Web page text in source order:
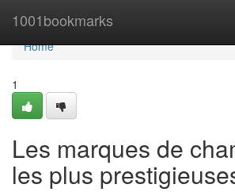
1001bookmarks
Home
Home
1
Les marques de
les plus